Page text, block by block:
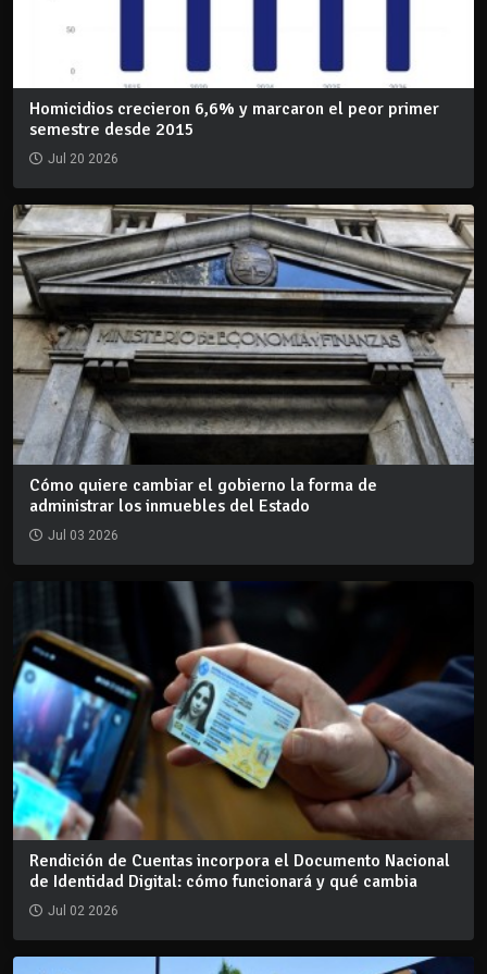
Homicidios crecieron 6,6% y marcaron el peor primer
semestre desde 2015
Jul 20 2026
Cómo quiere cambiar el gobierno la forma de
administrar los inmuebles del Estado
Jul 03 2026
Rendición de Cuentas incorpora el Documento Nacional
de Identidad Digital: cómo funcionará y qué cambia
Jul 02 2026